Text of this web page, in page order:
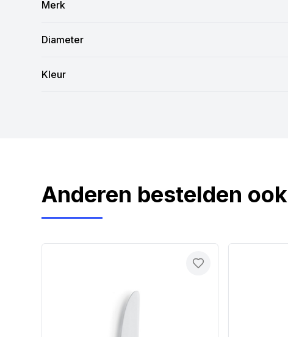
Merk
Diameter
Kleur
Anderen bestelden ook
Toevoegen